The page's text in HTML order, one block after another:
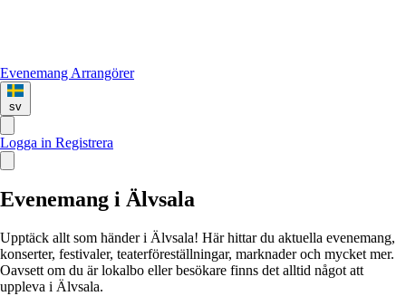
Evenemang Arrangörer
sv
Logga in Registrera
Evenemang i Älvsala
Upptäck allt som händer i Älvsala! Här hittar du aktuella evenemang,
konserter, festivaler, teaterföreställningar, marknader och mycket mer.
Oavsett om du är lokalbo eller besökare finns det alltid något att
uppleva i Älvsala.